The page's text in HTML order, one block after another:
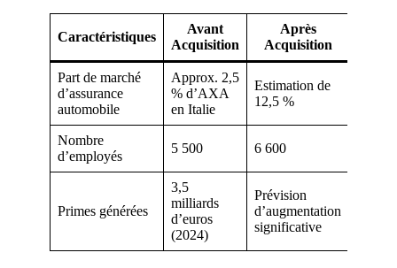
Caractéristiques
Avant
Acquisition
Après
Acquisition
Part de marché
d’assurance
automobile
Approx. 2,5
% d’AXA
en Italie
Estimation de
12,5 %
Nombre
d’employés
5 500 6 600
Primes générées
3,5
milliards
d’euros
(2024)
Prévision
d’augmentation
significative